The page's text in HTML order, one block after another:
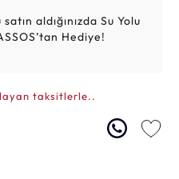
aldığınızda Su Yolu
Hediye!
taksitlerle..